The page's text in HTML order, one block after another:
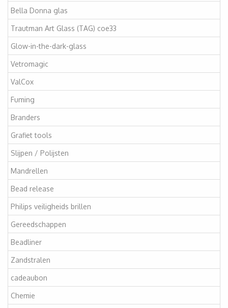
Bella Donna glas
Trautman Art Glass (TAG) coe33
Glow-in-the-dark-glass
Vetromagic
ValCox
Fuming
Branders
Grafiet tools
Slijpen / Polijsten
Mandrellen
Bead release
Philips veiligheids brillen
Gereedschappen
Beadliner
Zandstralen
cadeaubon
Chemie